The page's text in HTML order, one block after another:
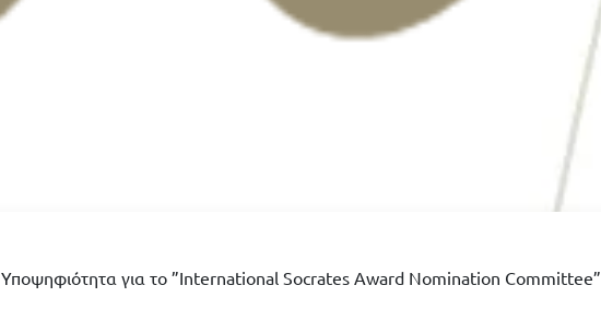
Υποψηφιότητα για το ”International Socrates Award Nomination Committee”